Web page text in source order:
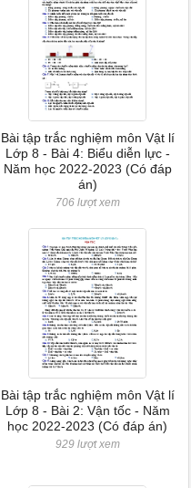
Bài tập trắc nghiệm môn Vật lí
Lớp 8 - Bài 4: Biểu diễn lực -
Năm học 2022-2023 (Có đáp
án)
706 lượt xem
Bài tập trắc nghiệm môn Vật lí
Lớp 8 - Bài 2: Vận tốc - Năm
học 2022-2023 (Có đáp án)
929 lượt xem